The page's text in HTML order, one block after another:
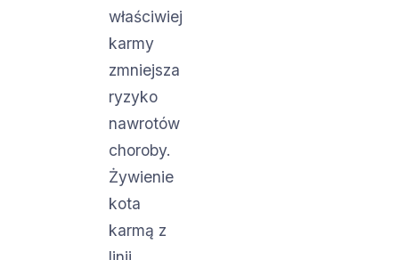
właściwiej
karmy
zmniejsza
ryzyko
nawrotów
choroby.
Żywienie
kota
karmą z